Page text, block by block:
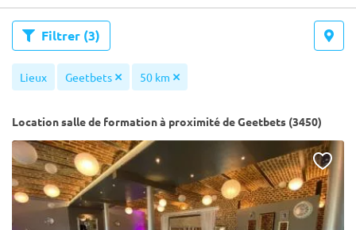
Filtrer (3)
Lieux Geetbets 50 km
Location salle de formation à proximité de Geetbets (3450)